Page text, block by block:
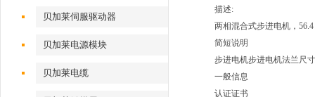
贝加莱伺服驱动器
贝加莱电源模块
贝加莱电缆
描述:
两相混合式步进电机，
简短说明
步进电机步进电机法兰尺
一般信息
认证证书